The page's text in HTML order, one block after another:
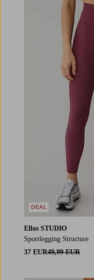
Ellos STUDIO
Sportlegging Structure
37 EUR49,99 EUR
DEAL